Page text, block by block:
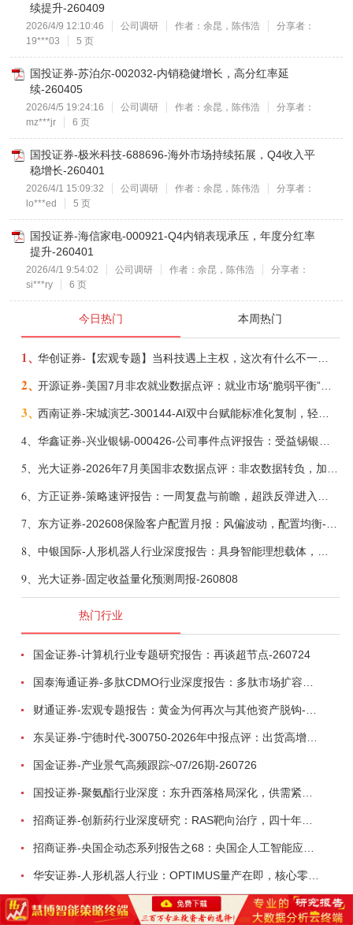
续提升-260409
2026/4/9 12:10:46 公司调研 作者：余昆，陈伟浩
分享者：
19***03
5 页
国投证券-苏泊尔-002032-内销稳健增长，高分红率延
续-260405
2026/4/5 19:24:16 公司调研 作者：余昆，陈伟浩
分享者：
mz***jr
6 页
国投证券-极米科技-688696-海外市场持续拓展，Q4收入平
稳增长-260401
2026/4/1 15:09:32 公司调研 作者：余昆，陈伟浩
分享者：
lo***ed
5 页
国投证券-海信家电-000921-Q4内销表现承压，年度分红率
提升-260401
2026/4/1 9:54:02 公司调研 作者：余昆，陈伟浩
分享者：
si***ry
6 页
今日热门 本周热门
1、 华创证券-【宏观专题】当科技遇上主权，这次有什么不一样？——海外科技思辨系列五-260808
2、 开源证券-美国7月非农就业数据点评：就业市场“脆弱平衡”，美联储加息动力并不高-260808
3、
4、
5、
6、
7、
8、
9、 光大证券-固定收益量化预测周报-260808
热门行业
国金证券-计算机行业专题研究报告：再谈超节点-260724
东吴证券-宁德时代-300750-2026年中报点评：出货高增业绩稳健，回购彰显龙头信心-260726
国金证券-产业景气高频跟踪~07/26期-260726
招商证券-创新药行业深度研究：RAS靶向治疗，四十年不可成药的终结，与终结之后的治疗格局演化-260805